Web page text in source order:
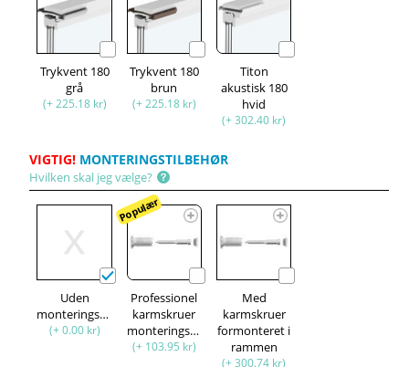
Trykvent 180
grå
(+ 225.18 kr)
Trykvent 180
brun
(+ 225.18 kr)
Titon
akustisk 180
hvid
(+ 302.40 kr)
VIGTIG! MONTERINGSTILBEHØR
Hvilken skal jeg vælge?
Uden
monteringssæt
(+ 0.00 kr)
Populær
Professionel
karmskruer
monteringssæt
(+ 103.95 kr)
Med
karmskruer
formonteret i
rammen
(+ 300.74 kr)